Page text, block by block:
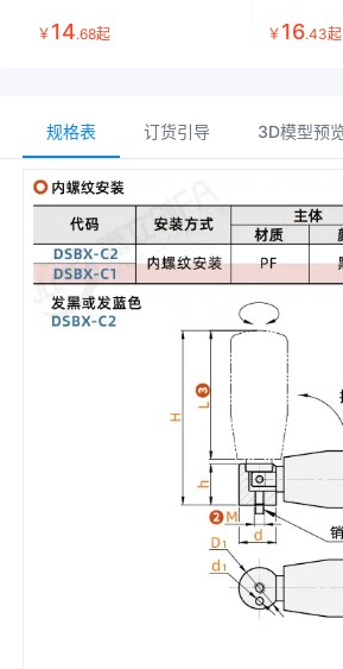
￥ 14.68起 ￥ 16.43起
规格表 订货引导 3D模型预